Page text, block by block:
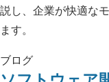
説し、企業が快適な
ます。
ブログ